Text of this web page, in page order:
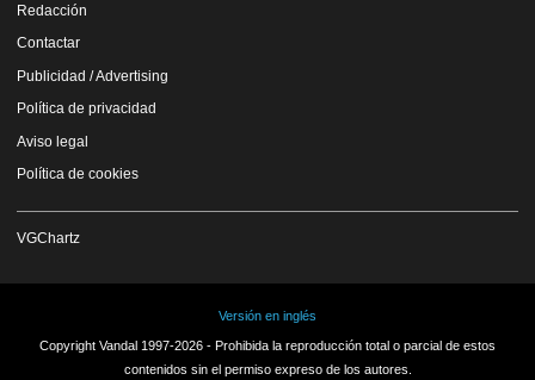
Redacción
Contactar
Publicidad / Advertising
Política de privacidad
Aviso legal
Política de cookies
VGChartz
Versión en inglés
Copyright Vandal 1997-2026 - Prohibida la reproducción total o parcial de estos
contenidos sin el permiso expreso de los autores.